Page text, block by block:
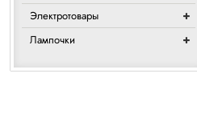
Электротовары
Лампочки